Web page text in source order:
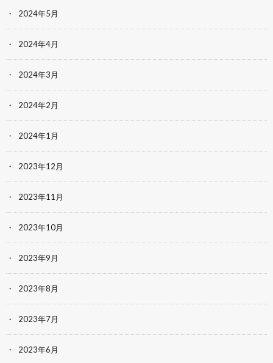
2024年5月
2024年4月
2024年3月
2024年2月
2024年1月
2023年12月
2023年11月
2023年10月
2023年9月
2023年8月
2023年7月
2023年6月